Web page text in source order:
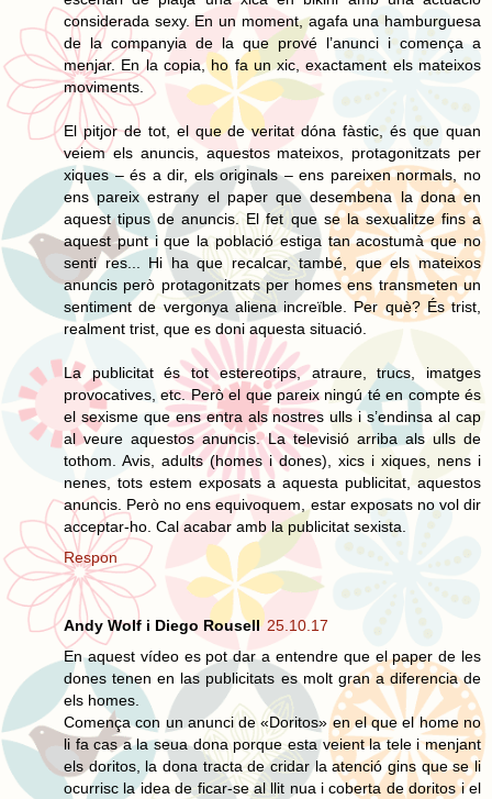
considerada sexy. En un moment, agafa una hamburguesa
de la companyia de la que prové l’anunci i comença a
menjar. En la copia, ho fa un xic, exactament els mateixos
moviments.
El pitjor de tot, el que de veritat dóna fàstic, és que quan
veiem els anuncis, aquestos mateixos, protagonitzats per
xiques – és a dir, els originals – ens pareixen normals, no
ens pareix estrany el paper que desembena la dona en
aquest tipus de anuncis. El fet que se la sexualitze fins a
aquest punt i que la població estiga tan acostumà que no
senti res... Hi ha que recalcar, també, que els mateixos
anuncis però protagonitzats per homes ens transmeten un
sentiment de vergonya aliena increïble. Per què? És trist,
realment trist, que es doni aquesta situació.
La publicitat és tot estereotips, atraure, trucs, imatges
provocatives, etc. Però el que pareix ningú té en compte és
el sexisme que ens entra als nostres ulls i s’endinsa al cap
al veure aquestos anuncis. La televisió arriba als ulls de
tothom. Avis, adults (homes i dones), xics i xiques, nens i
nenes, tots estem exposats a aquesta publicitat, aquestos
anuncis. Però no ens equivoquem, estar exposats no vol dir
acceptar-ho. Cal acabar amb la publicitat sexista.
Respon
Andy Wolf i Diego Rousell 25.10.17
En aquest vídeo es pot dar a entendre que el paper de les
dones tenen en las publicitats es molt gran a diferencia de
els homes.
Comença con un anunci de «Doritos» en el que el home no
li fa cas a la seua dona porque esta veient la tele i menjant
els doritos, la dona tracta de cridar la atenció gins que se li
ocurrisc la idea de ficar-se al llit nua i coberta de doritos i el